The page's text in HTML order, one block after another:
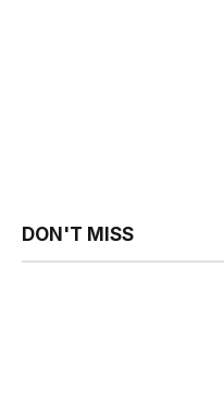
DON'T MISS